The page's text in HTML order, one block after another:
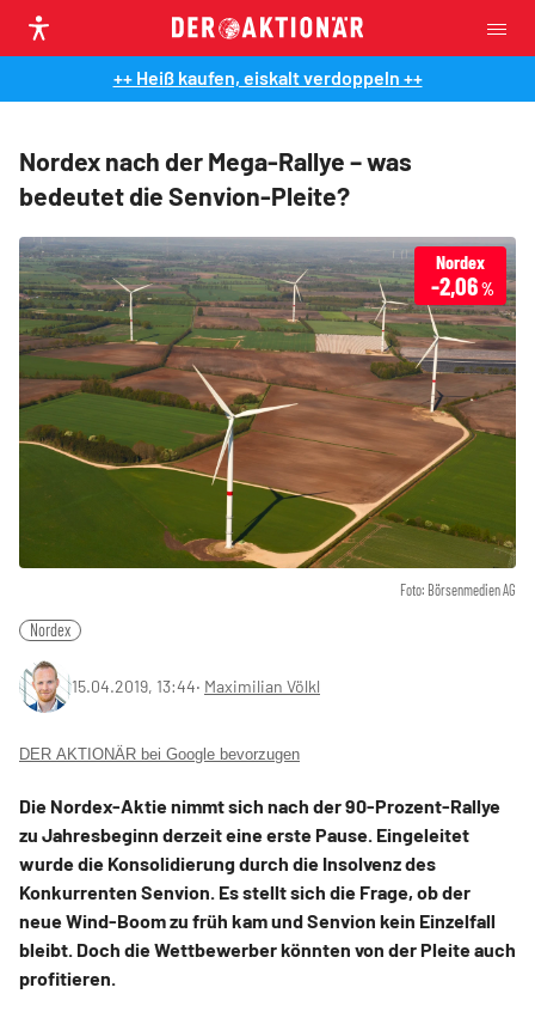
++ Heiß kaufen, eiskalt verdoppeln ++
Nordex nach der Mega-Rallye – was
bedeutet die Senvion-Pleite?
Foto: Börsenmedien AG
Nordex
-2,06%
Nordex
15.04.2019, 13:44‧ Maximilian Völkl
DER AKTIONÄR bei Google bevorzugen
Die Nordex-Aktie nimmt sich nach der 90-Prozent-Rallye
zu Jahresbeginn derzeit eine erste Pause. Eingeleitet
wurde die Konsolidierung durch die Insolvenz des
Konkurrenten Senvion. Es stellt sich die Frage, ob der
neue Wind-Boom zu früh kam und Senvion kein Einzelfall
bleibt. Doch die Wettbewerber könnten von der Pleite auch
profitieren.